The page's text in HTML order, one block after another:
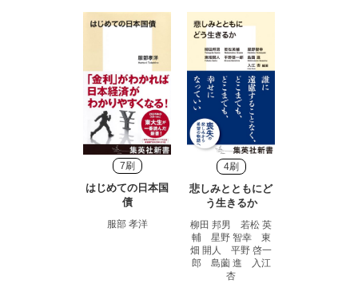
7刷
はじめての日本国
債
服部 孝洋
4刷
悲しみとともにど
う生きるか
柳田 邦男 若松 英
輔 星野 智幸 東
畑 開人 平野 啓一
郎 島薗 進 入江
杏